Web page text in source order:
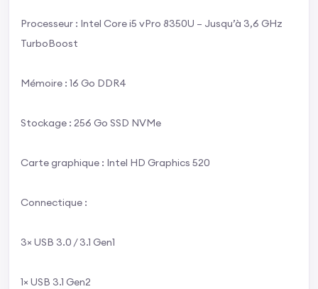
Processeur : Intel Core i5 vPro 8350U – Jusqu’à 3,6 GHz
TurboBoost
Mémoire : 16 Go DDR4
Stockage : 256 Go SSD NVMe
Carte graphique : Intel HD Graphics 520
Connectique :
3× USB 3.0 / 3.1 Gen1
1× USB 3.1 Gen2